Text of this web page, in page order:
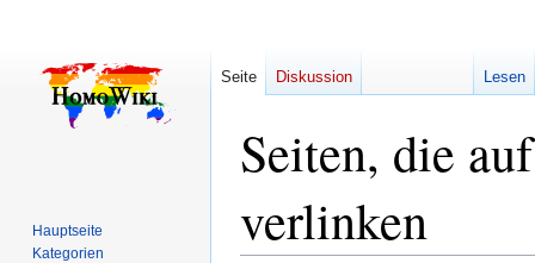
Seiten, die
verlinken
Seite Diskussion Lesen
Hauptseite
Kategorien